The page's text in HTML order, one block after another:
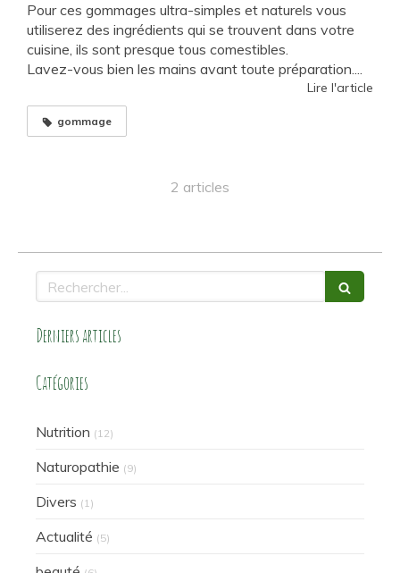
Pour ces gommages ultra-simples et naturels vous
utiliserez des ingrédients qui se trouvent dans votre
cuisine, ils sont presque tous comestibles.
Lavez-vous bien les mains avant toute préparation....
Lire l'article
gommage
2 articles
Rechercher
Derniers articles
Catégories
Nutrition (12)
Naturopathie (9)
Divers (1)
Actualité (5)